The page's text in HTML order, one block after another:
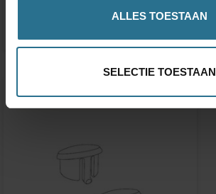
ALLES TOESTAAN
SELECTIE TOESTAAN
€14,29